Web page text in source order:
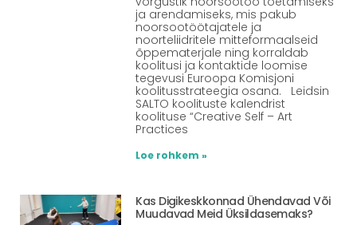
ja arendamiseks, mis pakub
noorsootöötajatele ja
noorteliidritele mitteformaalseid
õppematerjale ning korraldab
koolitusi ja kontaktide loomise
tegevusi Euroopa Komisjoni
koolitusstrateegia osana. Leidsin
SALTO koolituste kalendrist
koolituse “Creative Self – Art
Practices
Loe rohkem »
Kas Digikeskkonnad Ühendavad Või
Muudavad Meid Üksildasemaks?